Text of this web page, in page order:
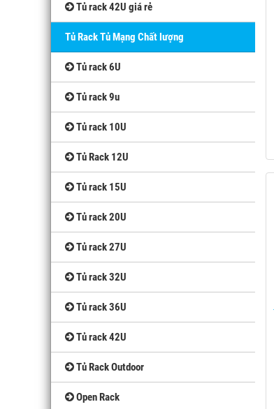
Tủ rack 42U giá rẻ
Tủ Rack Tủ Mạng Chất lượng
Tủ rack 6U
Tủ rack 9u
Tủ rack 10U
Tủ Rack 12U
Tủ rack 15U
Tủ rack 20U
Tủ rack 27U
Tủ rack 32U
Tủ rack 36U
Tủ rack 42U
Tủ Rack Outdoor
Open Rack